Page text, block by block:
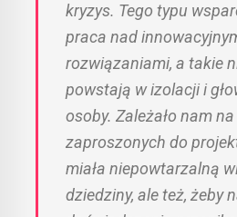
kryzys. Tego typu
praca nad
rozwiązaniami, a takie
powstają w izolacji i
osoby. Zależało nam
zaproszonych do
miała niepowtarzalną
dziedziny, ale też, żeby